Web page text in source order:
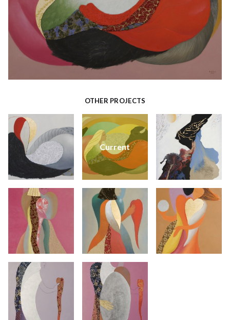
OTHER PROJECTS
Current